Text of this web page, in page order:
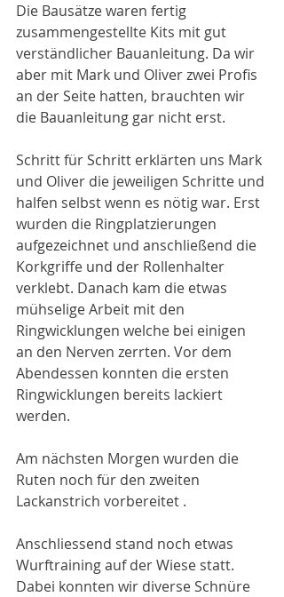
Die Bausätze waren fertig
zusammengestellte Kits mit gut
verständlicher Bauanleitung. Da wir
aber mit Mark und Oliver zwei Profis
an der Seite hatten, brauchten wir
die Bauanleitung gar nicht erst.
Schritt für Schritt erklärten uns Mark
und Oliver die jeweiligen Schritte und
halfen selbst wenn es nötig war. Erst
wurden die Ringplatzierungen
aufgezeichnet und anschließend die
Korkgriffe und der Rollenhalter
verklebt. Danach kam die etwas
mühselige Arbeit mit den
Ringwicklungen welche bei einigen
an den Nerven zerrten. Vor dem
Abendessen konnten die ersten
Ringwicklungen bereits lackiert
werden.
Am nächsten Morgen wurden die
Ruten noch für den zweiten
Lackanstrich vorbereitet .
Anschliessend stand noch etwas
Wurftraining auf der Wiese statt.
Dabei konnten wir diverse Schnüre